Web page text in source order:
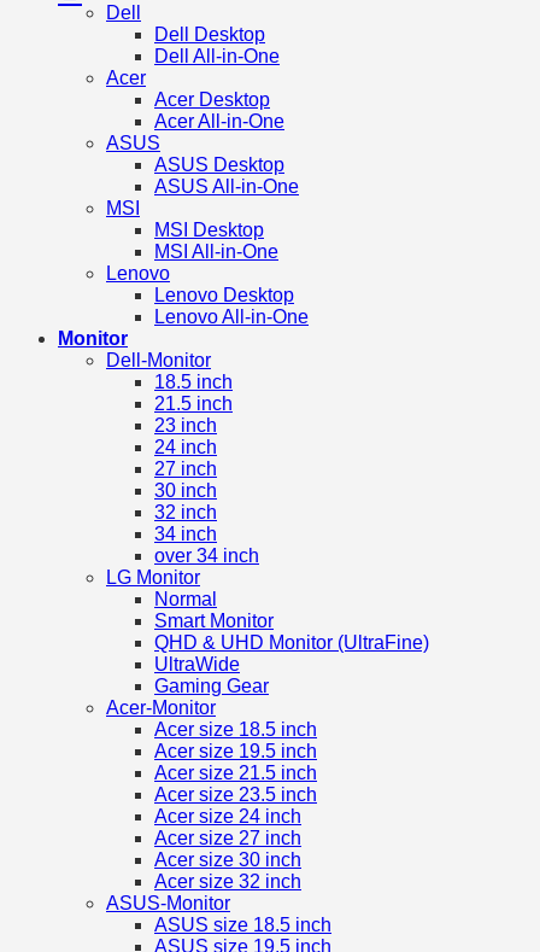
Dell
Dell Desktop
Dell All-in-One
Acer
Acer Desktop
Acer All-in-One
ASUS
ASUS Desktop
ASUS All-in-One
MSI
MSI Desktop
MSI All-in-One
Lenovo
Lenovo Desktop
Lenovo All-in-One
Monitor
Dell-Monitor
18.5 inch
21.5 inch
23 inch
24 inch
27 inch
30 inch
32 inch
34 inch
over 34 inch
LG Monitor
Normal
Smart Monitor
QHD & UHD Monitor (UltraFine)
UltraWide
Gaming Gear
Acer-Monitor
Acer size 18.5 inch
Acer size 19.5 inch
Acer size 21.5 inch
Acer size 23.5 inch
Acer size 24 inch
Acer size 27 inch
Acer size 30 inch
Acer size 32 inch
ASUS-Monitor
ASUS size 18.5 inch
ASUS size 19.5 inch